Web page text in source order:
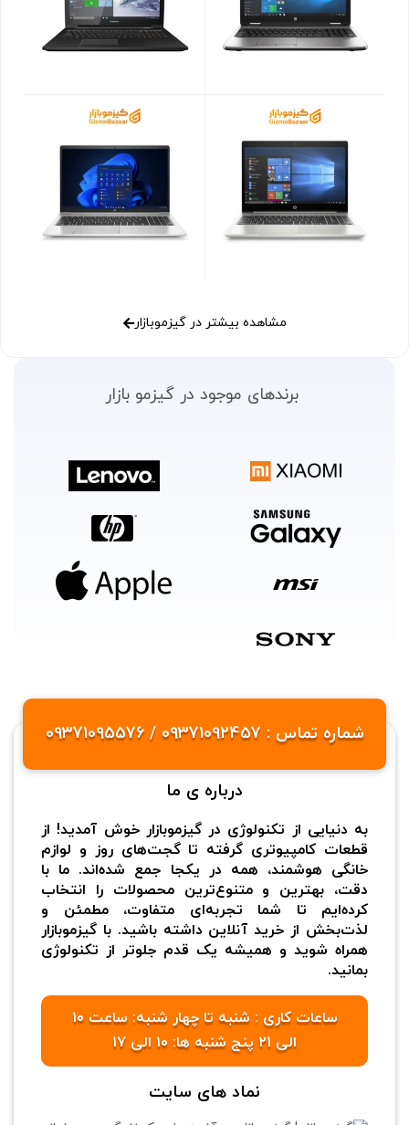
مشاهده بیشتر در گیزموبازار
برندهای موجود در گیزمو بازار
شماره تماس : 09371092457 / 09371095576
درباره ی ما
به دنیایی از تکنولوژی در گیزموبازار خوش آمدید! از
قطعات کامپیوتری گرفته تا گجت‌های روز و لوازم
خانگی هوشمند، همه در یکجا جمع شده‌اند. ما با
دقت، بهترین و متنوع‌ترین محصولات را انتخاب
کرده‌ایم تا شما تجربه‌ای متفاوت، مطمئن و
لذت‌بخش از خرید آنلاین داشته باشید. با گیزموبازار
همراه شوید و همیشه یک قدم جلوتر از تکنولوژی
بمانید.
ساعات کاری : شنبه تا چهار شنبه: ساعت ۱۰
الی ۲۱ پنج شنبه ها: ۱۰ الی ۱۷
نماد های سایت